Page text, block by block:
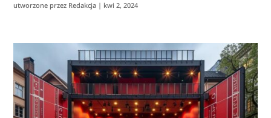
utworzone przez Redakcja | kwi 2, 2024